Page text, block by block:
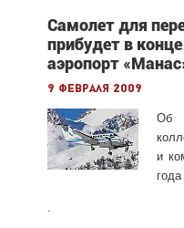
Самолет для
прибудет в
аэропорт
9 февраля 2009
Об
и
года